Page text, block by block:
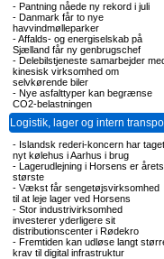
- Pantning nåede ny rekord i juli
- Danmark får to nye
havvindmølleparker
-Affalds- og energiselskab på
Sjælland får ny genbrugschef
- Delebilstjeneste samarbejder
kinesisk virksomhed om
selvkørende biler
- Nye asfalttyper kan begrænse
CO2-belastningen
Logistik, lager og intern
- Islandsk rederi-koncern har taget
nyt kølehus i Aarhus i brug
- Lagerudlejning i Horsens er årets
største
- Vækst får sengetøjsvirksomhed
til at leje lager ved Horsens
- Stor industrivirksomhed
investerer yderligere sit
distributionscenter i Rødekro
- Fremtiden kan udløse langt
krav til digital infrastruktur